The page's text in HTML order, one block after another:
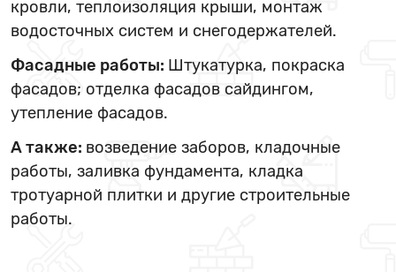
кровли, теплоизоляция крыши, монтаж
водосточных систем и снегодержателей.
Фасадные работы: Штукатурка, покраска
фасадов; отделка фасадов сайдингом,
утепление фасадов.
А также: возведение заборов, кладочные
работы, заливка фундамента, кладка
тротуарной плитки и другие строительные
работы.